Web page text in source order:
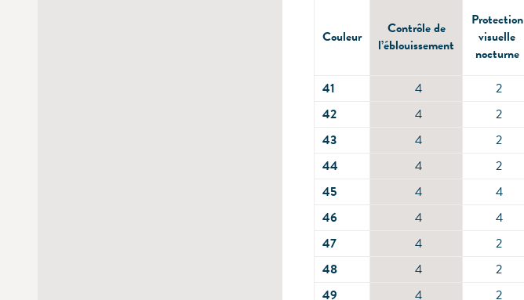
Couleur
Contrôle de
l’éblouissement
Protection
visuelle
nocturne
41
4 2
42
4 2
43
4 2
44
4 2
45
4 4
46
4 4
47
4 2
48
4 2
49
4 2